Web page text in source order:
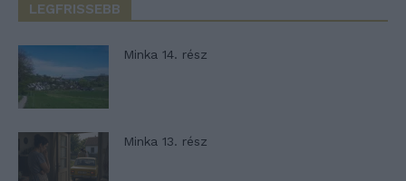
LEGFRISSEBB
Minka 14. rész
Minka 13. rész